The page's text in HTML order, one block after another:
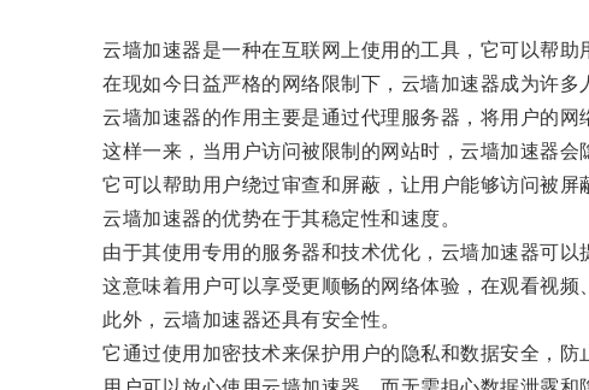
云墙加速器是一种在互联网上使用的工具，它可以帮助
在现如今日益严格的网络限制下，云墙加速器成为许多
云墙加速器的作用主要是通过代理服务器，将用户的网
这样一来，当用户访问被限制的网站时，云墙加速器会
它可以帮助用户绕过审查和屏蔽，让用户能够访问被屏
云墙加速器的优势在于其稳定性和速度。
由于其使用专用的服务器和技术优化，云墙加速器可以
这意味着用户可以享受更顺畅的网络体验，在观看视频
此外，云墙加速器还具有安全性。
它通过使用加密技术来保护用户的隐私和数据安全，防